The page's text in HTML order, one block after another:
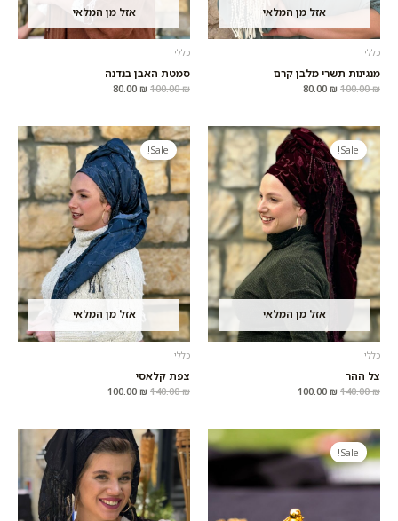
אזל מן המלאי
כללי
מנגינות תשרי מלבן קרם
100.00₪
80.00 ₪
אזל מן המלאי
כללי
סמטת האבן בנדנה
100.00₪
80.00 ₪
אזל מן המלאי
Sale!
כללי
צל ההר
140.00₪
המחיר
המקורי
היה:
140.00 ₪.
100.00 ₪
המחיר
הנוכחי
הוא:
100.00 ₪.
אזל מן המלאי
Sale!
כללי
צפת קלאסי
140.00₪
המחיר
המקורי
היה:
140.00 ₪.
100.00 ₪
המחיר
הנוכחי
הוא:
100.00 ₪.
Sale!
המחיר
המקורי
היה:
72.00 ₪.
הנוכחי
הוא: